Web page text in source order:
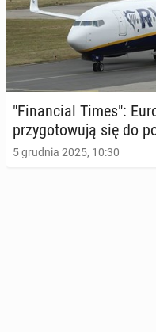
"Fi­nan­cial Times":
przy­go­to­wu­ją się do
5 grudnia 2025, 10:30